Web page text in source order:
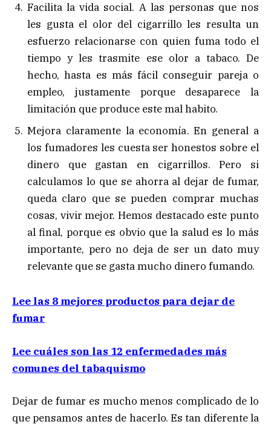
Facilita la vida social. A las personas que nos
les gusta el olor del cigarrillo les resulta un
esfuerzo relacionarse con quien fuma todo el
tiempo y les trasmite ese olor a tabaco. De
hecho, hasta es más fácil conseguir pareja o
empleo, justamente porque desaparece la
limitación que produce este mal habito.
Mejora claramente la economía. En general a
los fumadores les cuesta ser honestos sobre el
dinero que gastan en cigarrillos. Pero si
calculamos lo que se ahorra al dejar de fumar,
queda claro que se pueden comprar muchas
cosas, vivir mejor. Hemos destacado este punto
al final, porque es obvio que la salud es lo más
importante, pero no deja de ser un dato muy
relevante que se gasta mucho dinero fumando.
Lee las 8 mejores productos para dejar de
fumar
Lee cuáles son las 12 enfermedades más
comunes del tabaquismo
Dejar de fumar es mucho menos complicado de lo
que pensamos antes de hacerlo. Es tan diferente la